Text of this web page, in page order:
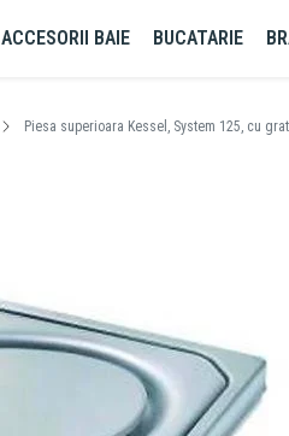
ACCESORII BAIE BUCATARIE
Piesa superioara Kessel, System 125, cu